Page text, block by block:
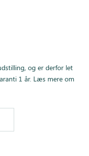
kr..
og er derfor let
1 år. Læs mere om